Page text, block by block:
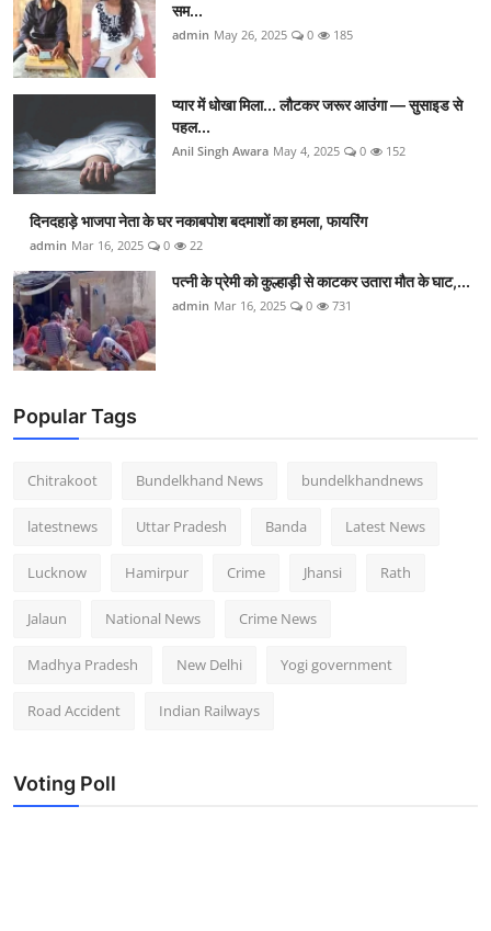
सम...
admin May 26, 2025 0 185
प्यार में धोखा मिला... लौटकर जरूर आउंगा — सुसाइड से
पहल...
Anil Singh Awara May 4, 2025 0 152
दिनदहाड़े भाजपा नेता के घर नकाबपोश बदमाशों का हमला, फायरिंग
admin Mar 16, 2025 0 22
पत्नी के प्रेमी को कुल्हाड़ी से काटकर उतारा मौत के घाट,...
admin Mar 16, 2025 0 731
Popular Tags
Chitrakoot Bundelkhand News bundelkhandnews
latestnews Uttar Pradesh Banda Latest News
Lucknow Hamirpur Crime Jhansi Rath
Jalaun National News Crime News
Madhya Pradesh New Delhi Yogi government
Road Accident Indian Railways
Voting Poll